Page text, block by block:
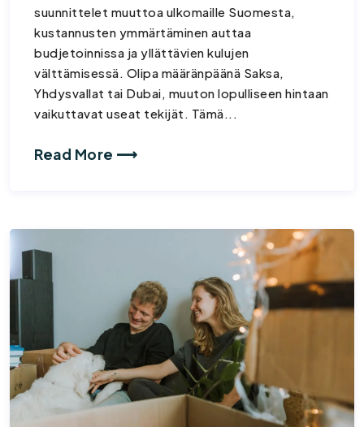
suunnittelet muuttoa ulkomaille Suomesta,
kustannusten ymmärtäminen auttaa
budjetoinnissa ja yllättävien kulujen
välttämisessä. Olipa määränpäänä Saksa,
Yhdysvallat tai Dubai, muuton lopulliseen hintaan
vaikuttavat useat tekijät. Tämä...
Read More ⟶